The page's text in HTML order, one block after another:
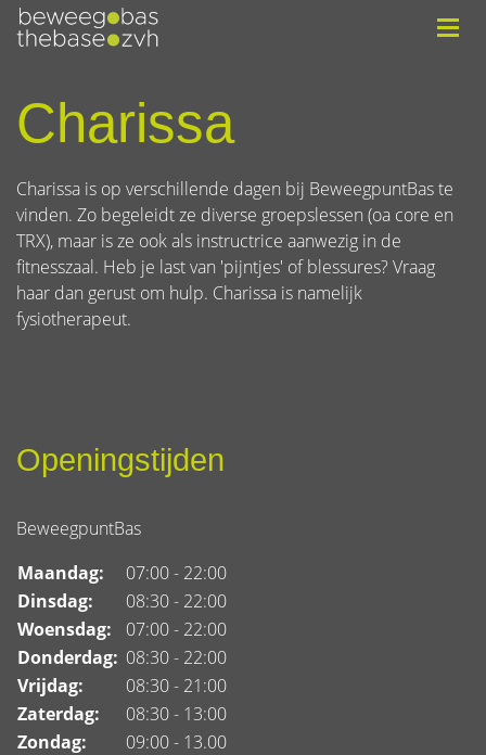
Charissa
Charissa is op verschillende dagen bij BeweegpuntBas te
vinden. Zo begeleidt ze diverse groepslessen (oa core en
TRX), maar is ze ook als instructrice aanwezig in de
fitnesszaal. Heb je last van 'pijntjes' of blessures? Vraag
haar dan gerust om hulp. Charissa is namelijk
fysiotherapeut.
Openingstijden
BeweegpuntBas
Maandag:
07:00 - 22:00
Dinsdag:
08:30 - 22:00
Woensdag:
07:00 - 22:00
Donderdag: 08:30 - 22:00
Vrijdag:
08:30 - 21:00
Zaterdag:
08:30 - 13:00
Zondag:
09:00 - 13.00